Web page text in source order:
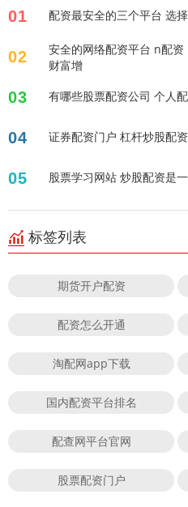
01 配资最安全的三个平台 选
02
安全的网络配资平台 n配
财富增
03 有哪些股票配资公司 个人
04 证券配资门户 杠杆炒股配
05 股票学习网站 炒股配资是
标签列表
期货开户配资
配资怎么开通
淘配网app下载
国内配资平台排名
配查网平台官网
股票配资门户